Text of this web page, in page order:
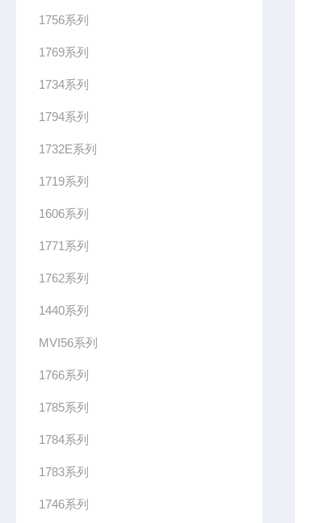
1756系列
1769系列
1734系列
1794系列
1732E系列
1719系列
1606系列
1771系列
1762系列
1440系列
MVI56系列
1766系列
1785系列
1784系列
1783系列
1746系列